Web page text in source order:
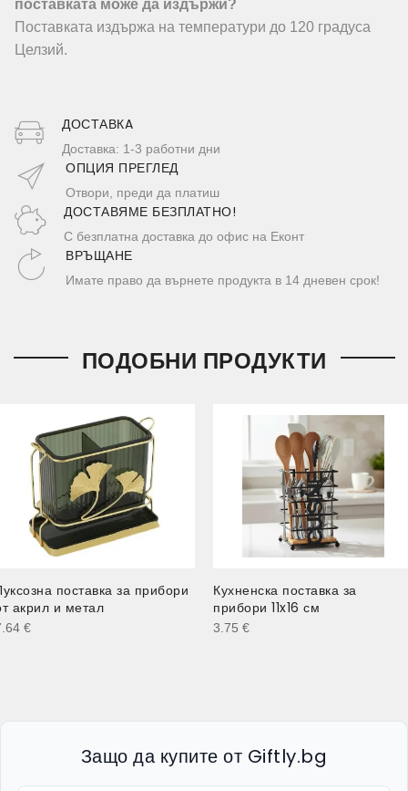
поставката може да издържи?
Поставката издържа на температури до 120 градуса
Целзий.
ДОСТАВКA
Доставка: 1-3 работни дни
ОПЦИЯ ПРЕГЛЕД
Отвори, преди да платиш
ДОСТАВЯМЕ БЕЗПЛАТНО!
С безплатна доставка до офис на Еконт
ВРЪЩАНЕ
Имате право да върнете продукта в 14 дневен срок!
ПОДОБНИ ПРОДУКТИ
поставка за прибори
акрил и метал
€
Кухненска поставка за
прибори 11x16 см
3.75 €
Защо да купите от Giftly.bg